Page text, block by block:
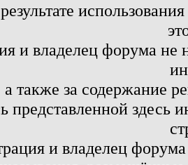
и владелец форума не
а также за содержание
представленной здесь
и владелец